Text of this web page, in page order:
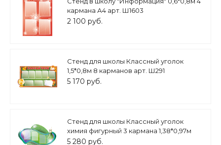
кармана А4 арт. Ш1603
2 100 руб.
Стенд для школы Классный уголок
1,5*0,8м 8 карманов арт. Ш291
5 170 руб.
Стенд для школы Классный уголок
химия фигурный 3 кармана 1,38*0,97м
арт.Ш449
5 280 руб.